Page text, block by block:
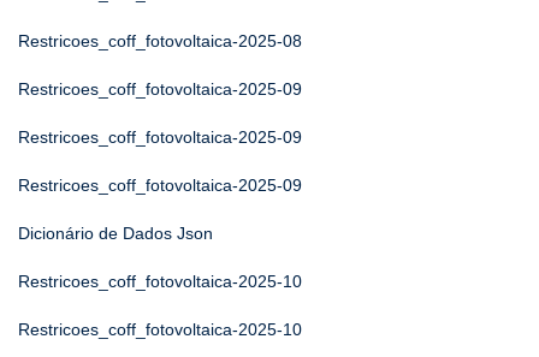
Restricoes_coff_fotovoltaica-2025-08
Restricoes_coff_fotovoltaica-2025-09
Restricoes_coff_fotovoltaica-2025-09
Restricoes_coff_fotovoltaica-2025-09
Dicionário de Dados Json
Restricoes_coff_fotovoltaica-2025-10
Restricoes_coff_fotovoltaica-2025-10